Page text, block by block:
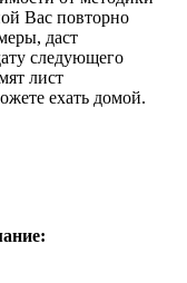
Вас повторно
даст
следующего
лист
ехать домой.